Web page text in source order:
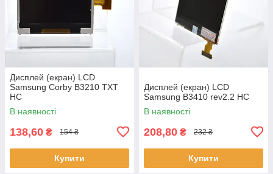
Дисплей (екран) LCD
Samsung Corby B3210 TXT
HC
В наявності
138,60 ₴ 154 ₴
Купити
Дисплей (екран) LCD
Samsung B3410 rev2.2 HC
В наявності
208,80 ₴ 232 ₴
Купити